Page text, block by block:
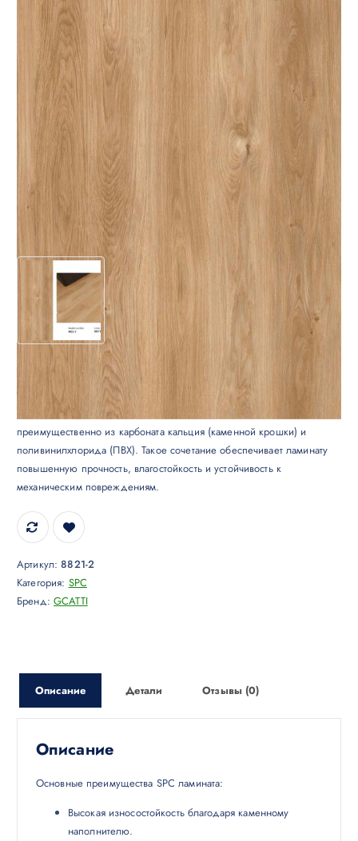
SPC ламинат GCATTI
Ламинат типа SPC является инновационным покрытием, состоящим
преимущественно из карбоната кальция (каменной крошки) и
поливинилхлорида (ПВХ). Такое сочетание обеспечивает ламинату
повышенную прочность, влагостойкость и устойчивость к
механическим повреждениям.
Артикул:8821-2
Категория: SPC
Бренд:GCATTI
Описание Детали Отзывы (0)
Описание
Основные преимущества SPC ламината:
Высокая износостойкость благодаря каменному
наполнителю.